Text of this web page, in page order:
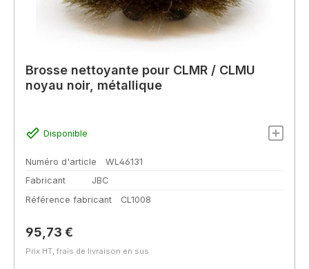
Brosse nettoyante pour CLMR / CLMU
noyau noir, métallique
Disponible
Numéro d'article
WL46131
Fabricant
JBC
Référence fabricant
CL1008
Prix régulier :
95,73 €
Prix HT, frais de livraison en sus